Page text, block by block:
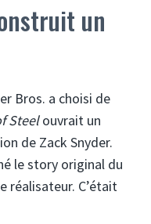
un
Bros. a choisi de
Steelouvrait un
de Zack Snyder.
le story original du
réalisateur. C’était